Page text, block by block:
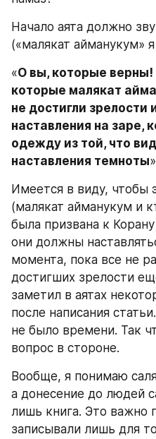
Начало аята должно
(«малякат айманукум»
«О вы, которые верны!
которые малякат
не достигли зрелости
наставления на заре,
одежду из той, что
наставления темноты
Имеется в виду, чтобы
(малякат айманукум и
была призвана к
они должны
момента, пока все не
достигших зрелости
заметил в аятах
после написания
не было времени. Так
вопрос в стороне.
Вообще, я понимаю
а донесение до людей
лишь книга. Это важно
записывали лишь для